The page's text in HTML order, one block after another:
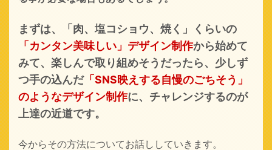
まずは、「肉、塩コショウ、焼く」くらいの
「カンタン美味しい」デザイン制作から始めて
みて、 楽しんで取り組めそうだったら、少しず
つ手の込んだ「SNS映えする自慢のごちそう」
のようなデザイン制作に、 チャレンジするのが
上達の近道です。
今からその方法についてお話ししていきます。